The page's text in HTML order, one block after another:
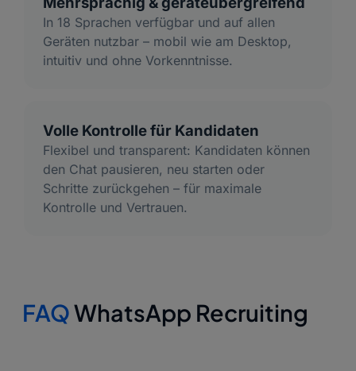
In 18 Sprachen verfügbar und auf allen
Geräten nutzbar – mobil wie am Desktop,
intuitiv und ohne Vorkenntnisse.
Volle Kontrolle für Kandidaten
Flexibel und transparent: Kandidaten können
den Chat pausieren, neu starten oder
Schritte zurückgehen – für maximale
Kontrolle und Vertrauen.
FAQWhatsApp Recruiting